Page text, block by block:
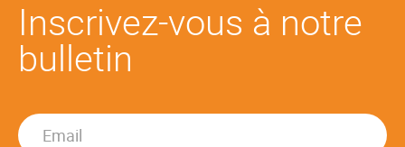
Inscrivez-vous à notre
bulletin